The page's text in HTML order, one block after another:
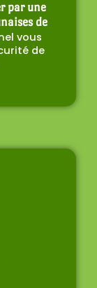
par une
de
vous
de